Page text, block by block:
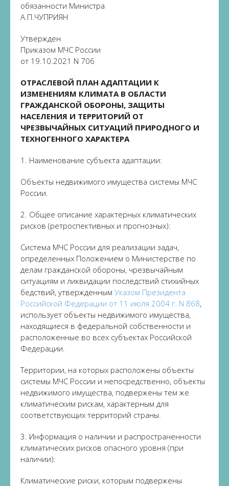
обязанности Министра
А.П.ЧУПРИЯН
Утвержден
Приказом МЧС России
от 19.10.2021 N 706
ОТРАСЛЕВОЙ ПЛАН АДАПТАЦИИ К
ИЗМЕНЕНИЯМ КЛИМАТА В ОБЛАСТИ
ГРАЖДАНСКОЙ ОБОРОНЫ, ЗАЩИТЫ
НАСЕЛЕНИЯ И ТЕРРИТОРИЙ ОТ
ЧРЕЗВЫЧАЙНЫХ СИТУАЦИЙ ПРИРОДНОГО И
ТЕХНОГЕННОГО ХАРАКТЕРА
1. Наименование субъекта адаптации:
Объекты недвижимого имущества системы МЧС
России.
2. Общее описание характерных климатических
рисков (ретроспективных и прогнозных):
Система МЧС России для реализации задач,
определенных Положением о Министерстве по
делам гражданской обороны, чрезвычайным
ситуациям и ликвидации последствий стихийных
бедствий, утвержденным Указом Президента
Российской Федерации от 11 июля 2004 г. N 868,
использует объекты недвижимого имущества,
находящиеся в федеральной собственности и
расположенные во всех субъектах Российской
Федерации.
Территории, на которых расположены объекты
системы МЧС России и непосредственно, объекты
недвижимого имущества, подвержены тем же
климатическим рискам, характерным для
соответствующих территорий страны.
3. Информация о наличии и распространенности
климатических рисков опасного уровня (при
наличии):
Климатические риски, которым подвержены